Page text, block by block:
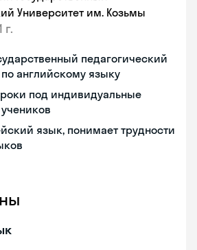
Университет им. Козьмы
г.
педагогический
английскому языку
под индивидуальные
язык, понимает трудности